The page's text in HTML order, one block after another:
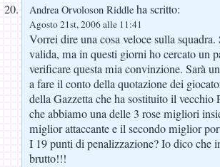
Andrea Orvoloson Riddle ha scritto:
Agosto 21st, 2006 alle 11:41
Vorrei dire una cosa veloce sulla
valida, ma in questi giorni ho cercato un
verificare questa mia convinzione. Sarà
a fare il conto della quotazione dei
della Gazzetta che ha sostituito il
che abbiamo una delle 3 rose migliori
miglior attaccante e il secondo miglior
I 19 punti di penalizzazione? Io dico che
brutto!!!